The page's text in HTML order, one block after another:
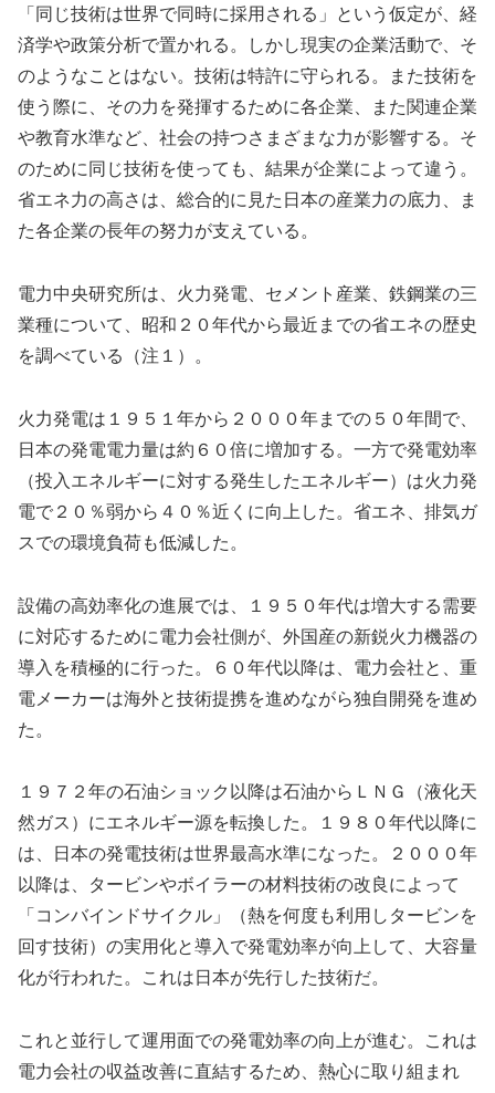
「同じ技術は世界で同時に採用される」という仮定が、経
済学や政策分析で置かれる。しかし現実の企業活動で、そ
のようなことはない。技術は特許に守られる。また技術を
使う際に、その力を発揮するために各企業、また関連企業
や教育水準など、社会の持つさまざまな力が影響する。そ
のために同じ技術を使っても、結果が企業によって違う。
省エネ力の高さは、総合的に見た日本の産業力の底力、ま
た各企業の長年の努力が支えている。
電力中央研究所は、火力発電、セメント産業、鉄鋼業の三
業種について、昭和２０年代から最近までの省エネの歴史
を調べている（注１）。
火力発電は１９５１年から２０００年までの５０年間で、
日本の発電電力量は約６０倍に増加する。一方で発電効率
（投入エネルギーに対する発生したエネルギー）は火力発
電で２０％弱から４０％近くに向上した。省エネ、排気ガ
スでの環境負荷も低減した。
設備の高効率化の進展では、１９５０年代は増大する需要
に対応するために電力会社側が、外国産の新鋭火力機器の
導入を積極的に行った。６０年代以降は、電力会社と、重
電メーカーは海外と技術提携を進めながら独自開発を進め
た。
１９７２年の石油ショック以降は石油からＬＮＧ（液化天
然ガス）にエネルギー源を転換した。１９８０年代以降に
は、日本の発電技術は世界最高水準になった。２０００年
以降は、タービンやボイラーの材料技術の改良によって
「コンバインドサイクル」（熱を何度も利用しタービンを
回す技術）の実用化と導入で発電効率が向上して、大容量
化が行われた。これは日本が先行した技術だ。
これと並行して運用面での発電効率の向上が進む。これは
電力会社の収益改善に直結するため、熱心に取り組まれ